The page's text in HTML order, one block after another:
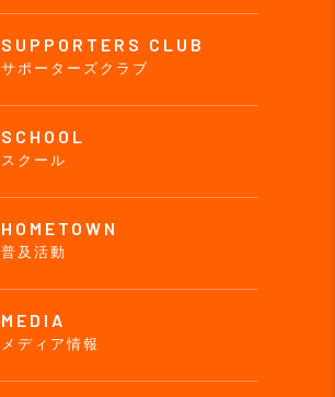
SUPPORTERS CLUB
サポーターズクラブ
SCHOOL
スクール
HOMETOWN
普及活動
MEDIA
メディア情報